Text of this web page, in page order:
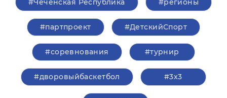
#Чеченская Республика #регионы
#партпроект #ДетскийСпорт
#соревнования #турнир
#дворовыйбаскетбол #3х3